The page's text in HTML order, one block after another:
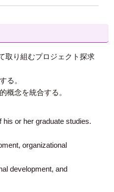
取り組むプロジェクト探求
る。
概念を統合する。
or her graduate studies.
organizational
development, and